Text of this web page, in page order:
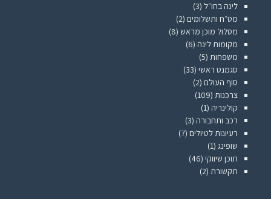
לינה בחו״ל (3)
מט״ח ותשלומים (2)
מסלול מוכן מראש (8)
מקומות לינה (6)
משפחות (5)
סגמנט ראשי (33)
סוף העולם (2)
צרכנות (109)
קולינריה (1)
רכב ותחבורה (3)
רעיונות לטיולים (7)
שופינג (1)
תוכן שיווקי (46)
תקשורת (2)